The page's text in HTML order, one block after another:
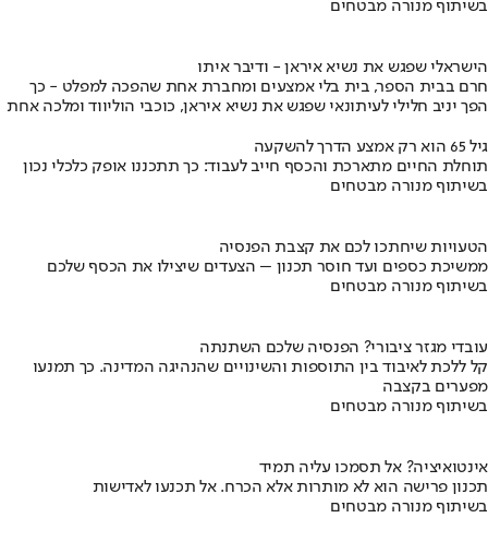
בשיתוף מנורה מבטחים
הישראלי שפגש את נשיא איראן - ודיבר איתו
חרם בבית הספר, בית בלי אמצעים ומחברת אחת שהפכה למפלט - כך
הפך יניב חלילי לעיתונאי שפגש את נשיא איראן, כוכבי הוליווד ומלכה אחת
גיל 65 הוא רק אמצע הדרך להשקעה
תוחלת החיים מתארכת והכסף חייב לעבוד: כך תתכננו אופק כלכלי נכון
בשיתוף מנורה מבטחים
הטעויות שיחתכו לכם את קצבת הפנסיה
ממשיכת כספים ועד חוסר תכנון – הצעדים שיצילו את הכסף שלכם
בשיתוף מנורה מבטחים
עובדי מגזר ציבורי? הפנסיה שלכם השתנתה
קל ללכת לאיבוד בין התוספות והשינויים שהנהיגה המדינה. כך תמנעו
מפערים בקצבה
בשיתוף מנורה מבטחים
אינטואיציה? אל תסמכו עליה תמיד
תכנון פרישה הוא לא מותרות אלא הכרח. אל תכנעו לאדישות
בשיתוף מנורה מבטחים